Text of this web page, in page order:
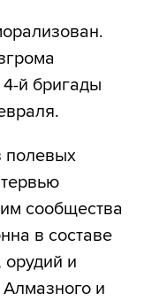
й бригады
полевых
сообщества
в составе
орудий и
и